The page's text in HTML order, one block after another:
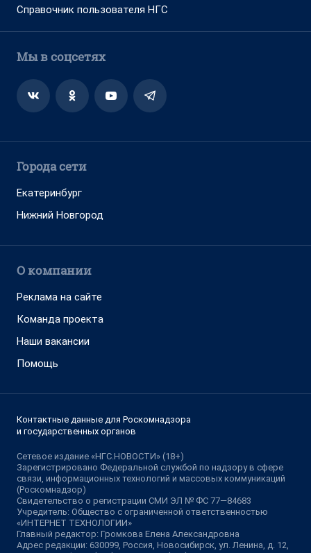
Справочник пользователя НГС
Мы в соцсетях
Города сети
Екатеринбург
Нижний Новгород
О компании
Реклама на сайте
Команда проекта
Наши вакансии
Помощь
Контактные данные для Роскомнадзора
и государственных органов
Сетевое издание «НГС.НОВОСТИ» (18+)
Зарегистрировано Федеральной службой по надзору в сфере
связи, информационных технологий и массовых коммуникаций
(Роскомнадзор)
Свидетельство о регистрации СМИ ЭЛ № ФС 77—84683
Учредитель: Общество с ограниченной ответственностью
«ИНТЕРНЕТ ТЕХНОЛОГИИ»
Главный редактор: Громкова Елена Александровна
Адрес редакции: 630099, Россия, Новосибирск, ул. Ленина, д. 12,